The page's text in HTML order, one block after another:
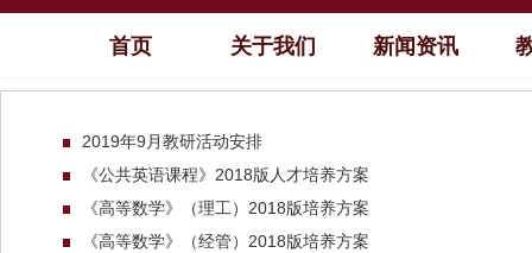
首页 关于我们 新闻资讯
2019年9月教研活动安排
《公共英语课程》2018版人才培养方案
《高等数学》（理工）2018版培养方案
《高等数学》（经管）2018版培养方案